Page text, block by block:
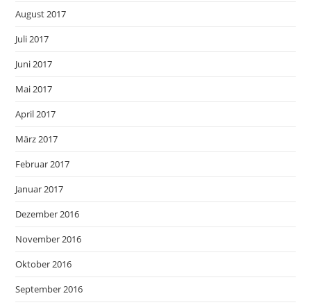
August 2017
Juli 2017
Juni 2017
Mai 2017
April 2017
März 2017
Februar 2017
Januar 2017
Dezember 2016
November 2016
Oktober 2016
September 2016